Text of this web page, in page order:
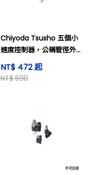
Chiyoda Tsusho 五個小
速度控制器，公稱管徑外
徑D：4，連接口尺寸：
M3x0.5，空氣和其他。
NT$ 472 起
NT$ 590